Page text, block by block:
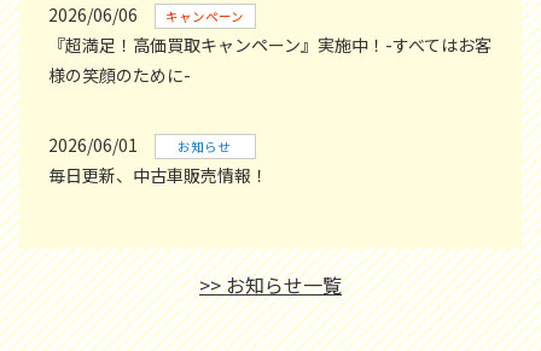
2026/06/06 キャンペーン
『超満足！高価買取キャンペーン』実施中！-すべてはお客
様の笑顔のために-
2026/06/01 お知らせ
毎日更新、中古車販売情報！
>> お知らせ一覧